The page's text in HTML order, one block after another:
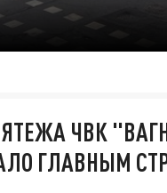
ЧВК
ГЛАВНЫМ